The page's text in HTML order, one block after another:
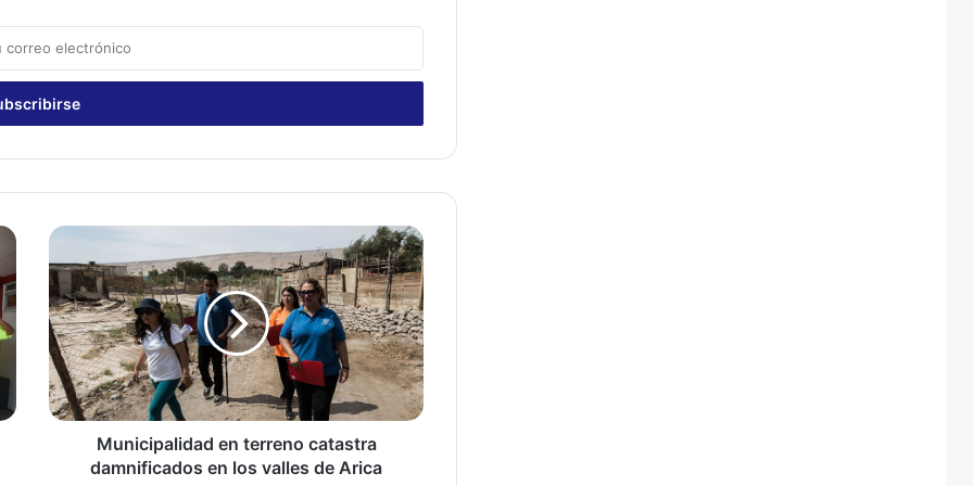
M
u
n
i
c
i
p
a
l
Municipalidad en terreno catastra
damnificados en los valles de Arica